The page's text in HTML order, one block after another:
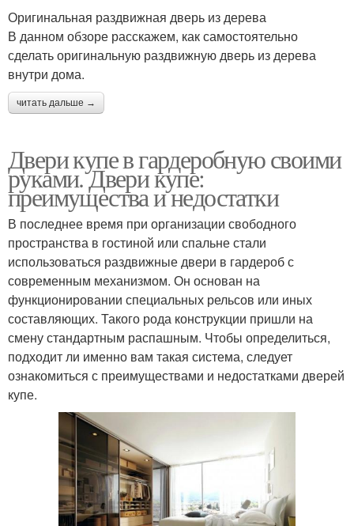
Двери в беседке Двери для шкафа
Двери для шкафа-купе
Распашные двери Полукруглые двери
Откатная дверь Дверь на роликах
Двери для шкафов Межкомнатная дверь
Добротная дверь Дверь для квартиры
Оригинальная раздвижная дверь из дерева
В данном обзоре расскажем, как самостоятельно
сделать оригинальную раздвижную дверь из дерева
внутри дома.
читать дальше →
Двери купе в гардеробную своими
руками. Двери купе:
преимущества и недостатки
В последнее время при организации свободного
пространства в гостиной или спальне стали
использоваться раздвижные двери в гардероб с
современным механизмом. Он основан на
функционировании специальных рельсов или иных
составляющих. Такого рода конструкции пришли на
смену стандартным распашным. Чтобы определиться,
подходит ли именно вам такая система, следует
ознакомиться с преимуществами и недостатками дверей
купе.